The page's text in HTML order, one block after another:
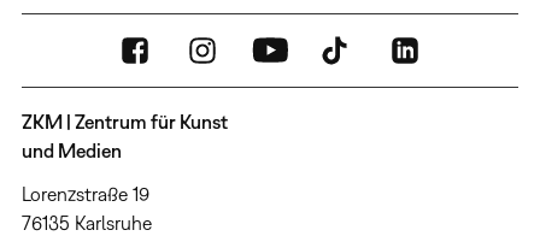
ZKM | Zentrum für Kunst
und Medien
Lorenzstraße 19
76135 Karlsruhe